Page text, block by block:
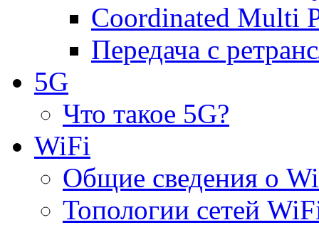
Coordinated Multi
Передача с
5G
Что такое 5G?
WiFi
Общие сведения о
Топологии сетей